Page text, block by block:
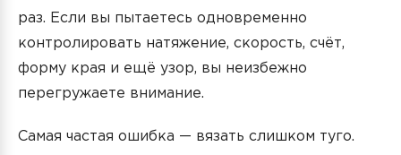
раз. Если вы пытаетесь одновременно
контролировать натяжение, скорость, счёт,
форму края и ещё узор, вы неизбежно
перегружаете внимание.
Самая частая ошибка — вязать слишком туго.